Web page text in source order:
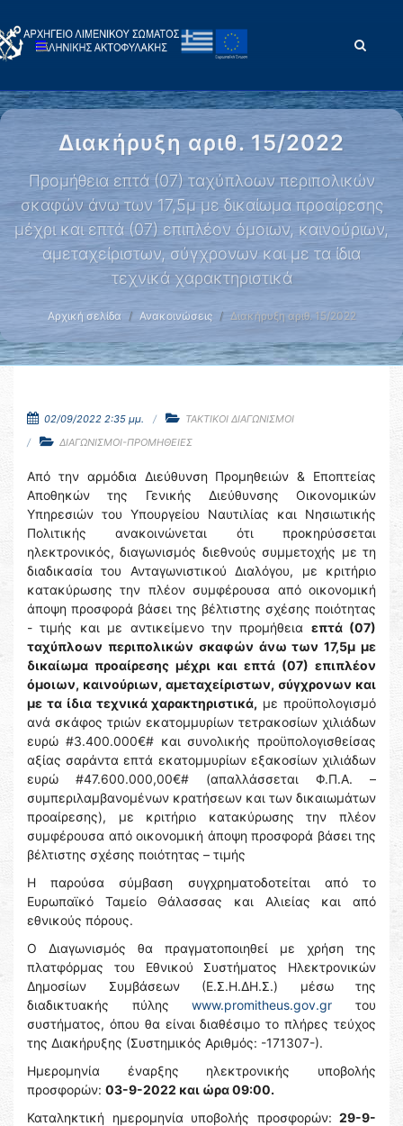
Διακήρυξη αριθ. 15/2022
Προμήθεια επτά (07) ταχύπλοων περιπολικών
σκαφών άνω των 17,5μ με δικαίωμα προαίρεσης
μέχρι και επτά (07) επιπλέον όμοιων, καινούριων,
αμεταχείριστων, σύγχρονων και με τα ίδια
τεχνικά χαρακτηριστικά
Αρχική σελίδα Ανακοινώσεις Διακήρυξη αριθ. 15/2022
02/09/2022 2:35 μμ.
ΤΑΚΤΙΚΟΙ ΔΙΑΓΩΝΙΣΜΟΙ
ΔΙΑΓΩΝΙΣΜΟΙ-ΠΡΟΜΗΘΕΙΕΣ
Από την αρμόδια Διεύθυνση Προμηθειών & Εποπτείας
Αποθηκών της Γενικής Διεύθυνσης Οικονομικών
Υπηρεσιών του Υπουργείου Ναυτιλίας και Νησιωτικής
Πολιτικής ανακοινώνεται ότι προκηρύσσεται
ηλεκτρονικός, διαγωνισμός διεθνούς συμμετοχής με τη
διαδικασία του Ανταγωνιστικού Διαλόγου, με κριτήριο
κατακύρωσης την πλέον συμφέρουσα από οικονομική
άποψη προσφορά βάσει της βέλτιστης σχέσης ποιότητας
- τιμής και με αντικείμενο την προμήθεια επτά (07)
ταχύπλοων περιπολικών σκαφών άνω των 17,5μ με
δικαίωμα προαίρεσης μέχρι και επτά (07) επιπλέον
όμοιων, καινούριων, αμεταχείριστων, σύγχρονων και
με τα ίδια τεχνικά χαρακτηριστικά, με προϋπολογισμό
ανά σκάφος τριών εκατομμυρίων τετρακοσίων χιλιάδων
ευρώ #3.400.000€# και συνολικής προϋπολογισθείσας
αξίας σαράντα επτά εκατομμυρίων εξακοσίων χιλιάδων
ευρώ #47.600.000,00€# (απαλλάσσεται Φ.Π.Α. –
συμπεριλαμβανομένων κρατήσεων και των δικαιωμάτων
προαίρεσης), με κριτήριο κατακύρωσης την πλέον
συμφέρουσα από οικονομική άποψη προσφορά βάσει της
βέλτιστης σχέσης ποιότητας – τιμής
Η παρούσα σύμβαση συγχρηματοδοτείται από το
Ευρωπαϊκό Ταμείο Θάλασσας και Αλιείας και από
εθνικούς πόρους.
Ο Διαγωνισμός θα πραγματοποιηθεί με χρήση της
πλατφόρμας του Εθνικού Συστήματος Ηλεκτρονικών
Δημοσίων Συμβάσεων (Ε.Σ.Η.ΔΗ.Σ.) μέσω της
διαδικτυακής πύληςwww.promitheus.gov.gr του
συστήματος, όπου θα είναι διαθέσιμο το πλήρες τεύχος
της Διακήρυξης (Συστημικός Αριθμός: -171307-).
Ημερομηνία έναρξης ηλεκτρονικής υποβολής
προσφορών: 03-9-2022 και ώρα 09:00.
Καταληκτική ημερομηνία υποβολής προσφορών: 29-9-